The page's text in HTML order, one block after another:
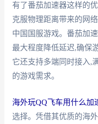
有了番茄加速器这样的
克服物理距离带来的网
中国国服游戏。番茄加
最大程度降低延迟,确保
它还支持多端同时接入,
的游戏需求。
海外玩QQ飞车用什么加
选择。凭借其优质的海